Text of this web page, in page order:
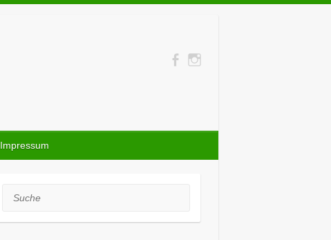
Impressum
Suche